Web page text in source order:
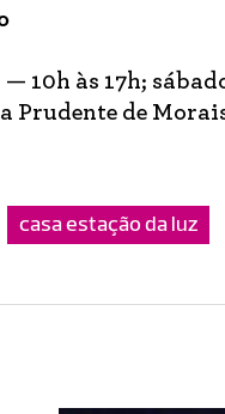
10h às 17h;
Prudente de
casa estação da luz